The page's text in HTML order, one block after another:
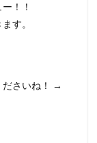
！！
す。
ださいね！ →